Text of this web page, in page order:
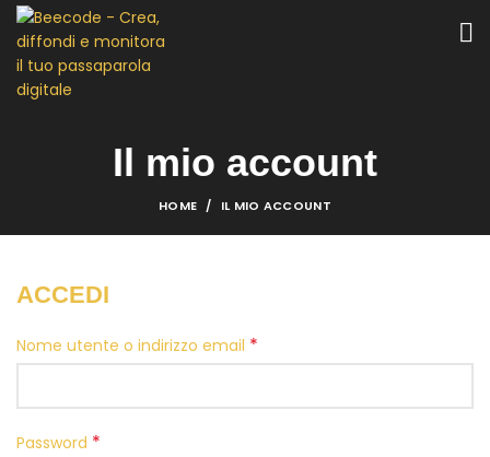
Il mio account
HOME IL MIO ACCOUNT
ACCEDI
Nome utente o indirizzo email *
Password *